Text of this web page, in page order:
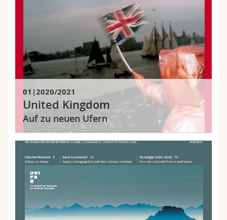
01|2020/2021
United Kingdom
Auf zu neuen Ufern